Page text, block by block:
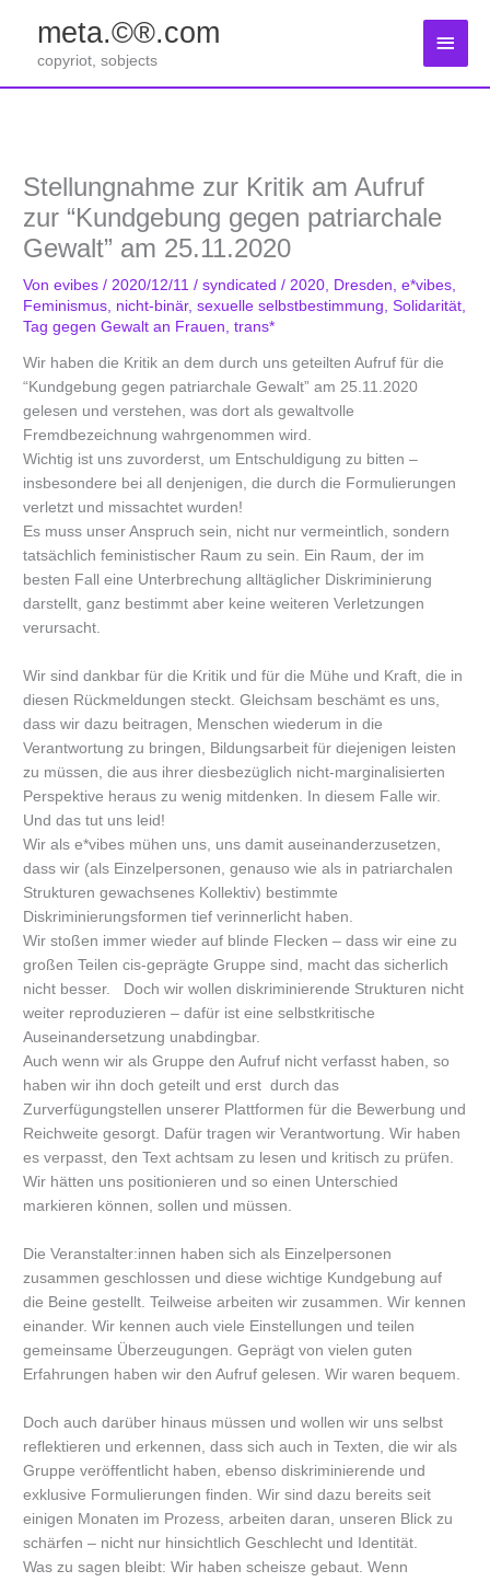
springen
meta.©®.com
copyriot, sobjects
Stellungnahme zur Kritik am Aufruf
zur “Kundgebung gegen patriarchale
Gewalt” am 25.11.2020
Vonevibes/ 2020/12/11/syndicated / 2020 Dresden ,e*vibes
Feminismus nicht-binär,sexuelle selbstbestimmung ,Solidarität
Tag gegen Gewalt an Frauen ,trans*
Wir haben die Kritik an dem durch uns geteilten Aufruf für die
“Kundgebung gegen patriarchale Gewalt” am 25.11.2020
gelesen und verstehen, was dort als gewaltvolle
Fremdbezeichnung wahrgenommen wird.
Wichtig ist uns zuvorderst, um Entschuldigung zu bitten –
insbesondere bei all denjenigen, die durch die Formulierungen
verletzt und missachtet wurden!
Es muss unser Anspruch sein, nicht nur vermeintlich, sondern
tatsächlich feministischer Raum zu sein. Ein Raum, der im
besten Fall eine Unterbrechung alltäglicher Diskriminierung
darstellt, ganz bestimmt aber keine weiteren Verletzungen
verursacht.
Wir sind dankbar für die Kritik und für die Mühe und Kraft, die in
diesen Rückmeldungen steckt. Gleichsam beschämt es uns,
dass wir dazu beitragen, Menschen wiederum in die
Verantwortung zu bringen, Bildungsarbeit für diejenigen leisten
zu müssen, die aus ihrer diesbezüglich nicht-marginalisierten
Perspektive heraus zu wenig mitdenken. In diesem Falle wir.
Und das tut uns leid!
Wir als e*vibes mühen uns, uns damit auseinanderzusetzen,
dass wir (als Einzelpersonen, genauso wie als in patriarchalen
Strukturen gewachsenes Kollektiv) bestimmte
Diskriminierungsformen tief verinnerlicht haben.
Wir stoßen immer wieder auf blinde Flecken – dass wir eine zu
großen Teilen cis-geprägte Gruppe sind, macht das sicherlich
nicht besser. Doch wir wollen diskriminierende Strukturen nicht
weiter reproduzieren – dafür ist eine selbstkritische
Auseinandersetzung unabdingbar.
Auch wenn wir als Gruppe den Aufruf nicht verfasst haben, so
haben wir ihn doch geteilt und erst durch das
Zurverfügungstellen unserer Plattformen für die Bewerbung und
Reichweite gesorgt. Dafür tragen wir Verantwortung. Wir haben
es verpasst, den Text achtsam zu lesen und kritisch zu prüfen.
Wir hätten uns positionieren und so einen Unterschied
markieren können, sollen und müssen.
Die Veranstalter:innen haben sich als Einzelpersonen
zusammen geschlossen und diese wichtige Kundgebung auf
die Beine gestellt. Teilweise arbeiten wir zusammen. Wir kennen
einander. Wir kennen auch viele Einstellungen und teilen
gemeinsame Überzeugungen. Geprägt von vielen guten
Erfahrungen haben wir den Aufruf gelesen. Wir waren bequem.
Doch auch darüber hinaus müssen und wollen wir uns selbst
reflektieren und erkennen, dass sich auch in Texten, die wir als
Gruppe veröffentlicht haben, ebenso diskriminierende und
exklusive Formulierungen finden. Wir sind dazu bereits seit
einigen Monaten im Prozess, arbeiten daran, unseren Blick zu
schärfen – nicht nur hinsichtlich Geschlecht und Identität.
Was zu sagen bleibt: Wir haben scheisze gebaut. Wenn